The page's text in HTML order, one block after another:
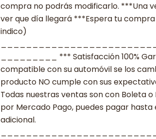
compra no podrás modificarlo. ***Una
ver que día llegará ***Espera tu
indico)
_________ *** Satisfacción 100%
compatible con su automóvil se los
producto NO cumple con sus
Todas nuestras ventas son con Boleta
por Mercado Pago, puedes pagar
adicional.